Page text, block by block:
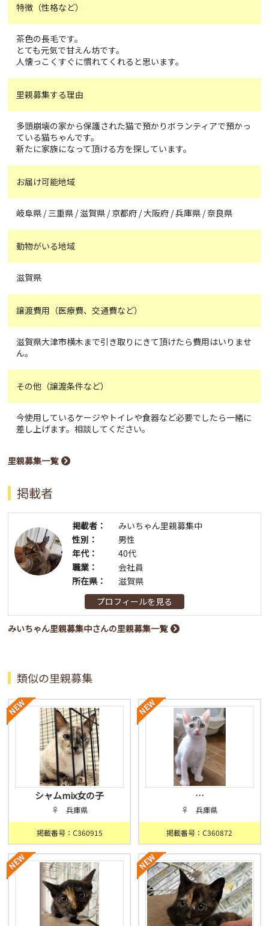
特徴（性格など）
茶色の長毛です。
とても元気で甘えん坊です。
人懐っこくすぐに慣れてくれると思います。
里親募集する理由
多頭崩壊の家から保護された猫で預かりボランティアで預かっ
ている猫ちゃんです。
新たに家族になって頂ける方を探しています。
お届け可能地域
岐阜県 / 三重県 / 滋賀県 / 京都府 / 大阪府 / 兵庫県 / 奈良県
動物がいる地域
滋賀県
譲渡費用（医療費、交通費など）
滋賀県大津市横木まで引き取りにきて頂けたら費用はいりませ
ん。
その他（譲渡条件など）
今使用しているケージやトイレや食器など必要でしたら一緒に
差し上げます。相談してください。
里親募集一覧
掲載者
掲載者：
みいちゃん里親募集中
性別：
男性
年代：
40代
職業：
会社員
所在県：
滋賀県
プロフィールを見る
みいちゃん里親募集中さんの里親募集一覧
類似の里親募集
シャムmix女の子
♀ 兵庫県
掲載番号：C360915
…
♀ 兵庫県
掲載番号：C360872